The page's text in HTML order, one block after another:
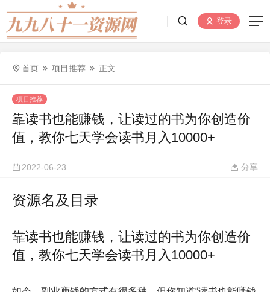
登录
首页 项目推荐 正文
项目推荐
靠读书也能赚钱，让读过的书为你创造价
值，教你七天学会读书月入10000+
2022-06-23 分享
资源名及目录
靠读书也能赚钱，让读过的书为你创造价
值，教你七天学会读书月入10000+